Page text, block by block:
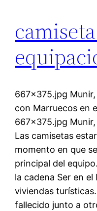
667×375.jpg
con Marruecos en
667×375.jpg
Las camisetas
momento en que
principal del
la cadena Ser en
viviendas
fallecido junto a